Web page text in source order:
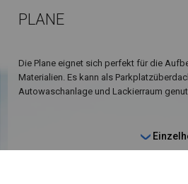
PLANE
Die Plane eignet sich perfekt für die
Materialien. Es kann als
Autowaschanlage und Lackierraum